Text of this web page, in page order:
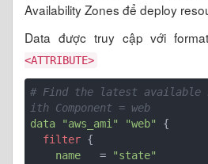
Availability Zones để deploy
Data được truy cập với format
<ATTRIBUTE>
# Find the latest available
ith Component = web
data
"aws_ami" "web"
{
filter {
name
   =
"state"